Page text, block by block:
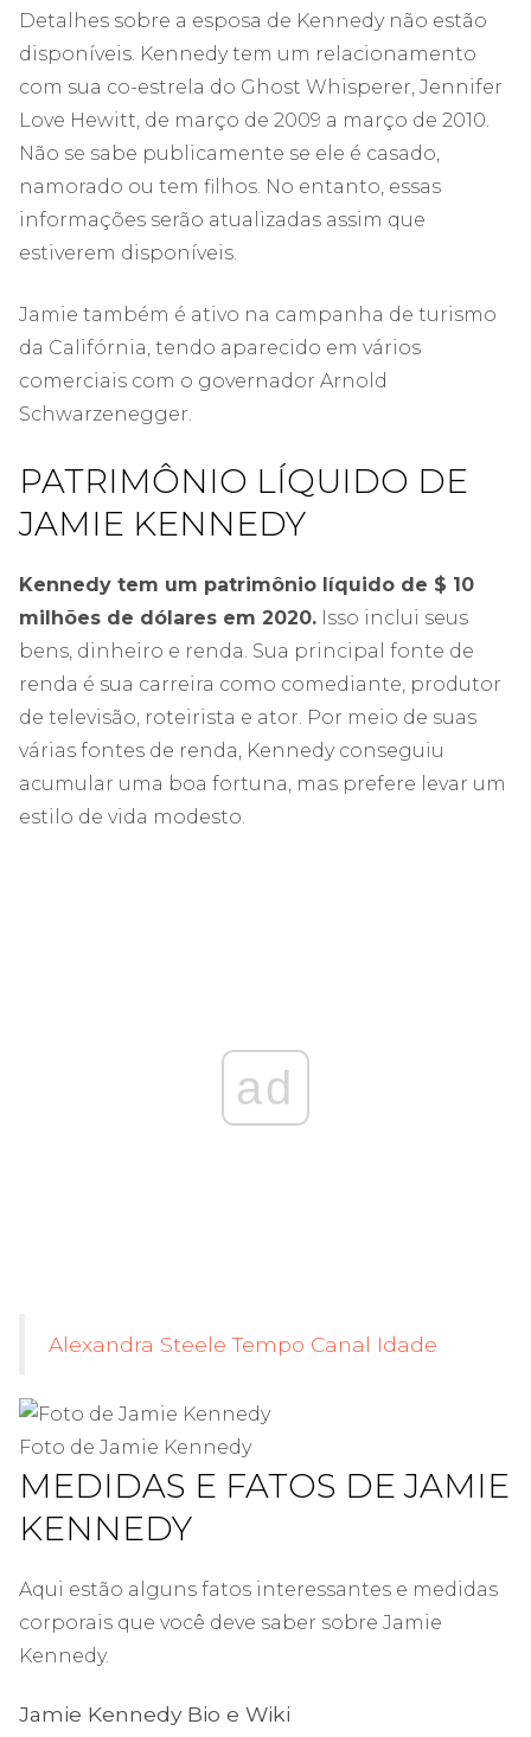
Detalhes sobre a esposa de Kennedy não estão
disponíveis. Kennedy tem um relacionamento
com sua co-estrela do Ghost Whisperer, Jennifer
Love Hewitt, de março de 2009 a março de 2010.
Não se sabe publicamente se ele é casado,
namorado ou tem filhos. No entanto, essas
informações serão atualizadas assim que
estiverem disponíveis.
Jamie também é ativo na campanha de turismo
da Califórnia, tendo aparecido em vários
comerciais com o governador Arnold
Schwarzenegger.
PATRIMÔNIO LÍQUIDO DE
JAMIE KENNEDY
Kennedy tem um patrimônio líquido de $ 10
milhões de dólares em 2020. Isso inclui seus
bens, dinheiro e renda. Sua principal fonte de
renda é sua carreira como comediante, produtor
de televisão, roteirista e ator. Por meio de suas
várias fontes de renda, Kennedy conseguiu
acumular uma boa fortuna, mas prefere levar um
estilo de vida modesto.
ad
Alexandra Steele Tempo Canal Idade
Foto de Jamie Kennedy
MEDIDAS E FATOS DE JAMIE
KENNEDY
Aqui estão alguns fatos interessantes e medidas
corporais que você deve saber sobre Jamie
Kennedy.
Jamie Kennedy Bio e Wiki